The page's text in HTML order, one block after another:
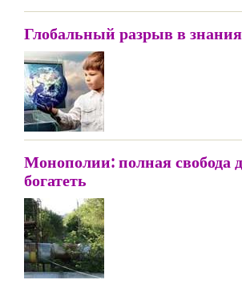
Глобальный разрыв в
Монополии: полная свобода
богатеть